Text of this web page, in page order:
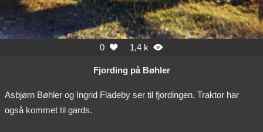
0  1,4 k 
Fjording på Bøhler
Asbjørn Bøhler og Ingrid Fladeby ser til fjordingen. Traktor har
også kommet til gards.